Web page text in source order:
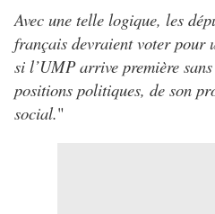
Avec une telle logique, les
français devraient voter pour
si l’UMP arrive première
positions politiques, de son
social."